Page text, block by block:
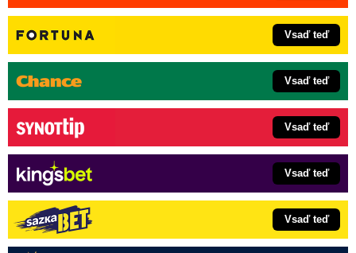
Vsaď teď
Vsaď teď
Vsaď teď
Vsaď teď
Vsaď teď